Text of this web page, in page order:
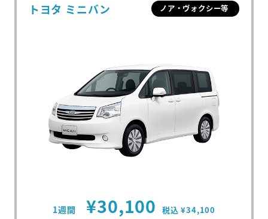
トヨタ ミニバン ノア・ヴォクシー等
1週間 ¥30,100 税込 ¥34,100